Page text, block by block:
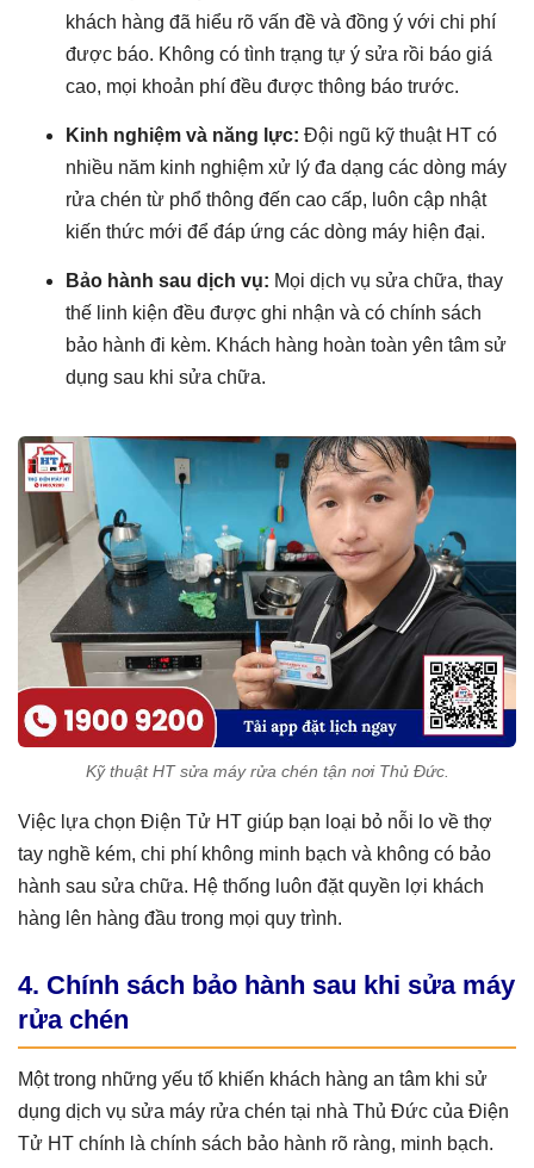
khách hàng đã hiểu rõ vấn đề và đồng ý với chi phí
được báo. Không có tình trạng tự ý sửa rồi báo giá
cao, mọi khoản phí đều được thông báo trước.
Kinh nghiệm và năng lực: Đội ngũ kỹ thuật HT có
nhiều năm kinh nghiệm xử lý đa dạng các dòng máy
rửa chén từ phổ thông đến cao cấp, luôn cập nhật
kiến thức mới để đáp ứng các dòng máy hiện đại.
Bảo hành sau dịch vụ: Mọi dịch vụ sửa chữa, thay
thế linh kiện đều được ghi nhận và có chính sách
bảo hành đi kèm. Khách hàng hoàn toàn yên tâm sử
dụng sau khi sửa chữa.
Kỹ thuật HT sửa máy rửa chén tận nơi Thủ Đức.
Việc lựa chọn Điện Tử HT giúp bạn loại bỏ nỗi lo về thợ
tay nghề kém, chi phí không minh bạch và không có bảo
hành sau sửa chữa. Hệ thống luôn đặt quyền lợi khách
hàng lên hàng đầu trong mọi quy trình.
4. Chính sách bảo hành sau khi sửa máy
rửa chén
Một trong những yếu tố khiến khách hàng an tâm khi sử
dụng dịch vụ sửa máy rửa chén tại nhà Thủ Đức của Điện
Tử HT chính là chính sách bảo hành rõ ràng, minh bạch.